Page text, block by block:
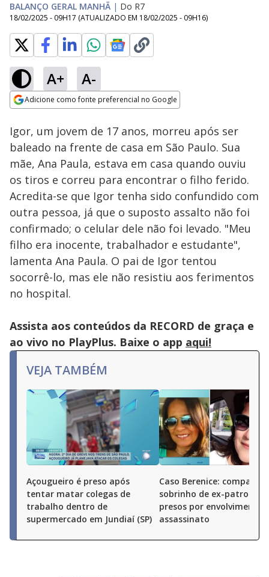
BALANÇO GERAL MANHÃ | Do R7
18/02/2025 - 09H17 (ATUALIZADO EM 18/02/2025 - 09H16)
A+ A-
Adicione como fonte preferencial no Google
Ativar
Loaded
32.86%
Igor, um jovem de 17 anos, morreu após ser
baleado na frente de casa em São Paulo. Sua
mãe, Ana Paula, estava em casa quando ouviu
os tiros e correu para encontrar o filho ferido.
Acredita-se que Igor tenha sido confundido com
outra pessoa, já que o suposto assalto não foi
confirmado; o celular dele não foi levado. "Meu
filho era inocente, trabalhador e estudante",
lamenta Ana Paula. O pai de Igor tentou
socorrê-lo, mas ele não resistiu aos ferimentos
no hospital.
Assista aos conteúdos da RECORD de graça e
ao vivo no PlayPlus. Baixe o app aqui!
VEJA TAMBÉM
Açougueiro é preso após
tentar matar colegas de
trabalho dentro de
supermercado em Jundiaí (SP)
Caso Berenice:
sobrinho de ex-patroa
presos por envolvimento
assassinato